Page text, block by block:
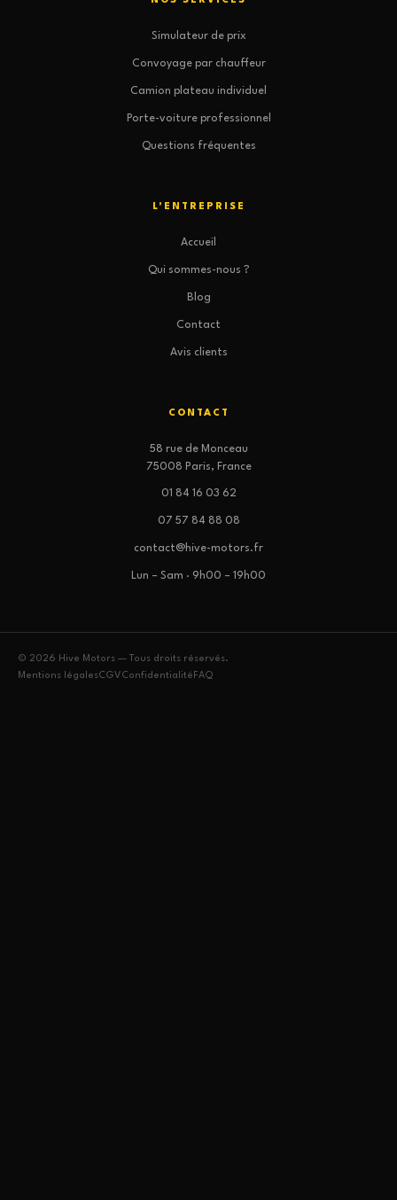
Simulateur de prix
Convoyage par chauffeur
Camion plateau individuel
Porte-voiture professionnel
Questions fréquentes
L'ENTREPRISE
Accueil
Qui sommes-nous ?
Blog
Contact
Avis clients
CONTACT
58 rue de Monceau
75008 Paris, France
01 84 16 03 62
07 57 84 88 08
contact@hive-motors.fr
Lun – Sam · 9h00 – 19h00
© 2026 Hive Motors — Tous droits réservés.
Mentions légalesCGVConfidentialité FAQ